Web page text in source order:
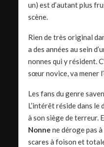
un) est d’autant plus
scène.
Rien de très original
a des années au sein
nonnes qui y résident.
sœur novice, va mener
Les fans du genre
L’intérêt réside dans le
à son siège de terreur.
Nonne ne déroge pas
scares à foison et